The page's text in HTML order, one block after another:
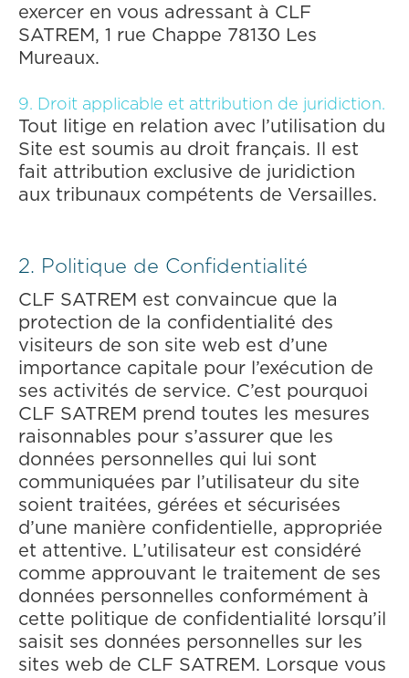
exercer en vous adressant à CLF
SATREM, 1 rue Chappe 78130 Les
Mureaux.
9. Droit applicable et attribution de juridiction.
Tout litige en relation avec l’utilisation du
Site est soumis au droit français. Il est
fait attribution exclusive de juridiction
aux tribunaux compétents de Versailles.
2. Politique de Confidentialité
CLF SATREM est convaincue que la
protection de la confidentialité des
visiteurs de son site web est d’une
importance capitale pour l’exécution de
ses activités de service. C’est pourquoi
CLF SATREM prend toutes les mesures
raisonnables pour s’assurer que les
données personnelles qui lui sont
communiquées par l’utilisateur du site
soient traitées, gérées et sécurisées
d’une manière confidentielle, appropriée
et attentive. L’utilisateur est considéré
comme approuvant le traitement de ses
données personnelles conformément à
cette politique de confidentialité lorsqu’il
saisit ses données personnelles sur les
sites web de CLF SATREM. Lorsque vous